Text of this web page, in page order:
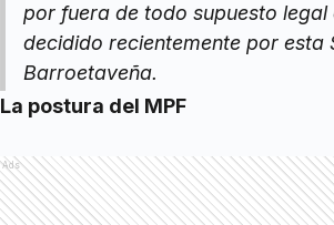
por fuera de todo supuesto
decidido recientemente por esta
Barroetaveña.
La postura del MPF
Ads